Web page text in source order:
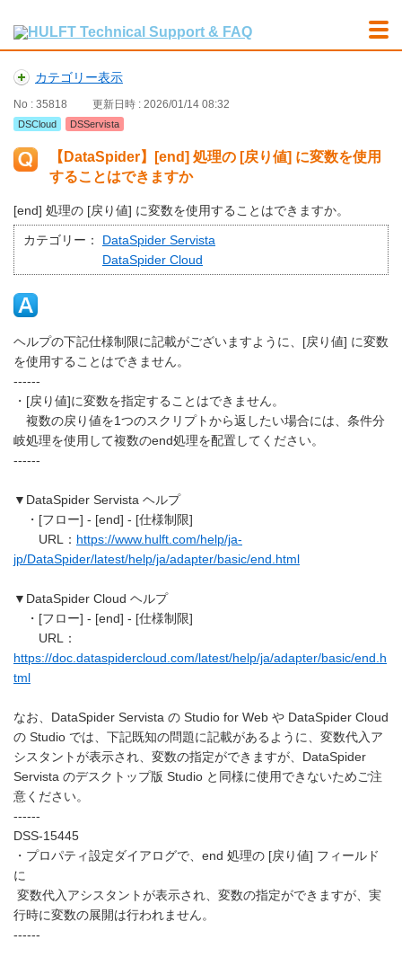
カテゴリー表示
No : 35818 更新日時 : 2026/01/14 08:32
DSCloud DSServista
【DataSpider】[end] 処理の [戻り値] に変数を使用
することはできますか
[end] 処理の [戻り値] に変数を使用することはできますか。
カテゴリー：
DataSpider Servista
DataSpider Cloud
ヘルプの下記仕様制限に記載がございますように、[戻り値] に変数
を使用することはできません。
------
・[戻り値]に変数を指定することはできません。
複数の戻り値を1つのスクリプトから返したい場合には、条件分
岐処理を使用して複数のend処理を配置してください。
------
▼DataSpider Servista ヘルプ
・[フロー] - [end] - [仕様制限]
URL： https://www.hulft.com/help/ja-
jp/DataSpider/latest/help/ja/adapter/basic/end.html
▼DataSpider Cloud ヘルプ
・[フロー] - [end] - [仕様制限]
URL：
https://doc.dataspidercloud.com/latest/help/ja/adapter/basic/end.h
tml
なお、DataSpider Servista の Studio for Web や DataSpider Cloud
の Studio では、下記既知の問題に記載があるように、変数代入ア
シスタントが表示され、変数の指定ができますが、DataSpider
Servista のデスクトップ版 Studio と同様に使用できないためご注
意ください。
------
DSS-15445
・プロパティ設定ダイアログで、end 処理の [戻り値] フィールド
に
変数代入アシスタントが表示され、変数の指定ができますが、実
行時に変数の展開は行われません。
------